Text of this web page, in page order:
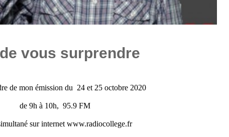
vous surprendre
de mon émission du 24 et 25 octobre 2020
de 9h à 10h, 95.9 FM
sur internet www.radiocollege.fr